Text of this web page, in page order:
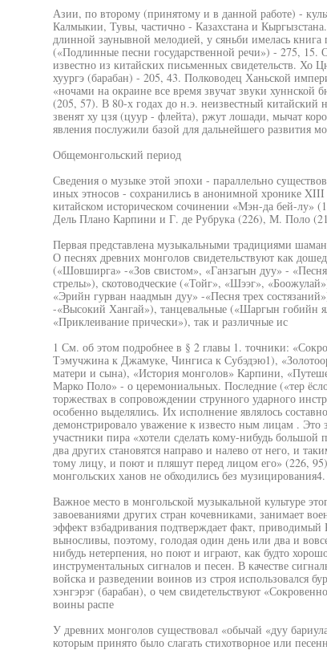
Азии, по второму (принятому и в данной работе) -
Калмыкии, Тувы, частично - Казахстана и
длинной заунывной мелодией, у сяньби имелась
(«Подлинные песни государственной речи») - 275,
известно из китайских письменных свидетельств. Хо
хуургэ (барабан) - 205, 43. Полководец Ханьской
«ночами на окраине все время звучат звуки хуннской
(205, 57). В 80-х годах до н.э. неизвестный
звенят ху цзя (цуур - флейта), ржут лошади, мычат
явления послужили базой для дальнейшего развития
Общемонгольский период
Сведения о музыке этой эпохи - параллельно
иных этносов - сохранились в анонимной хронике XIII
китайском историческом сочинении «Мэн-да бей-лу»
Дель Плано Карпини и Г. де Рубрука (226), М. Поло
Первая представлена музыкальными традициями
О песнях древних монголов свидетельствуют как
(«Шовширга» -«Зов свистом», «Ганзагын дуу» -
стрелы»), скотоводческие («Тойг», «Шээг»,
«Эрийн гурван наадмын дуу» -«Песня трех
-«Высокий Хангай»), танцевальные («Шаргын гобийн
«Приклеивание прически»), так и различные ис
1 См. об этом подробнее в § 2 главы 1. точники:
Тэмучжина к Джамуке, Чингиса к Субэдэю1),
матери и сына), «История монголов» Карпини,
Марко Поло» - о церемониальных. Последние («тер
торжествах в сопровождении струнного ударного
особенно выделялись. Их исполнение являлось
демонстрировало уважение к известо ным лицам . Это
участники пира «хотели сделать кому-нибудь
два других становятся направо и налево от него, и
тому лицу, и поют и пляшут перед лицом его» (226,
монгольских ханов не обходились без музицирования4.
Важное место в монгольской музыкальной культуре
завоеваниями других стран кочевниками, занимает
эффект взбадривания подтверждает факт,
выносливы, поэтому, голодая один день или два и
нибудь нетерпения, но поют и играют, как будто
инструментальных сигналов и песен. В качестве
войска и разведении воинов из строя использовался
хэнгэрэг (барабан), о чем свидетельствуют
воины распе
У древних монголов существовал «обычай «дуу
которым принято было слагать стихотворное или